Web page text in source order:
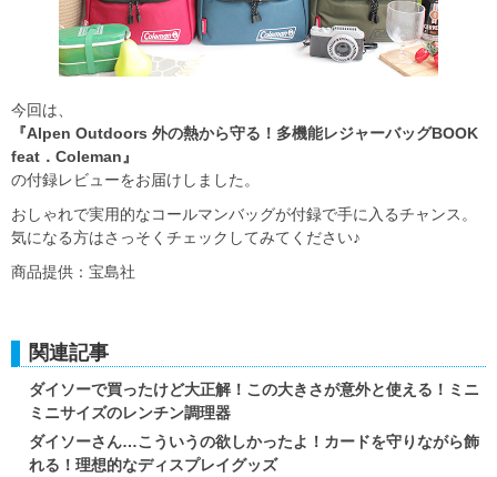
今回は、
『Alpen Outdoors 外の熱から守る！多機能レジャーバッグBOOK
feat．Coleman』
の付録レビューをお届けしました。
おしゃれで実用的なコールマンバッグが付録で手に入るチャンス。
気になる方はさっそくチェックしてみてください♪
商品提供：宝島社
関連記事
ダイソーで買ったけど大正解！この大きさが意外と使える！ミニ
ミニサイズのレンチン調理器
ダイソーさん…こういうの欲しかったよ！カードを守りながら飾
れる！理想的なディスプレイグッズ